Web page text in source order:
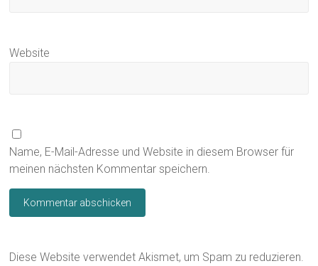
Website
Name, E-Mail-Adresse und Website in diesem Browser für
meinen nächsten Kommentar speichern.
Diese Website verwendet Akismet, um Spam zu reduzieren.